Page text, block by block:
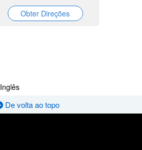
Obter Direções
Inglês
De volta ao topo